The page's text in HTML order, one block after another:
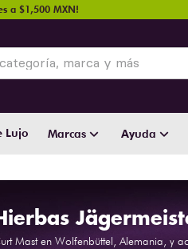
a $1,500 MXN!
marca y más
Lujo Marcas Ayuda
Mast en Wolfenbüttel, Alemania, y